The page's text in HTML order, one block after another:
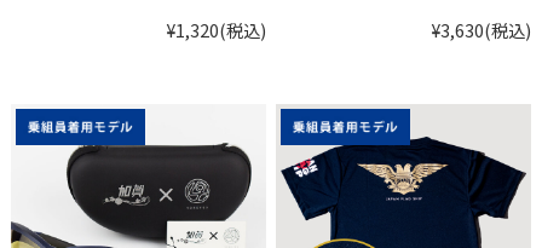
¥1,320(税込)
¥3,630(税込)